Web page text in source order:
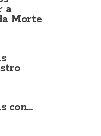
a
Morte
con...